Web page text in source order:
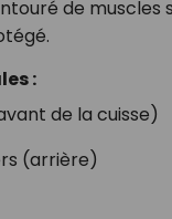
de muscles
:
de la cuisse)
(arrière)